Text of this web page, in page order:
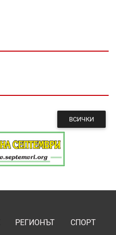
ВСИЧКИ
РЕГИОНЪТ
СПОРТ